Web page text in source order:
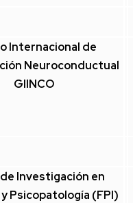
Internacional de
Neuroconductual
GIINCO
Investigación en
Psicopatología (FPI)